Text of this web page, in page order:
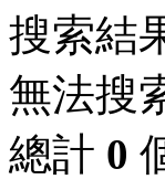
搜索結
無法搜
總計 0